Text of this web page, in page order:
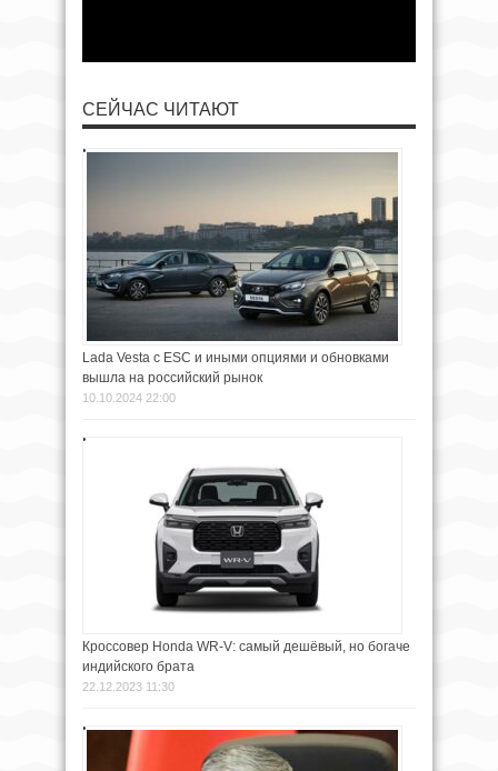
СЕЙЧАС ЧИТАЮТ
Lada Vesta с ESC и иными опциями и обновками
вышла на российский рынок
10.10.2024 22:00
Кроссовер Honda WR-V: самый дешёвый, но богаче
индийского брата
22.12.2023 11:30